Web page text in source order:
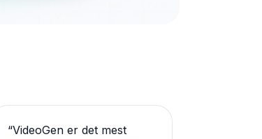
“VideoGen er det mest